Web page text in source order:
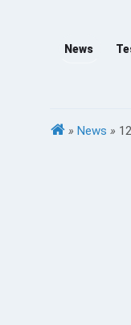
News
» News »